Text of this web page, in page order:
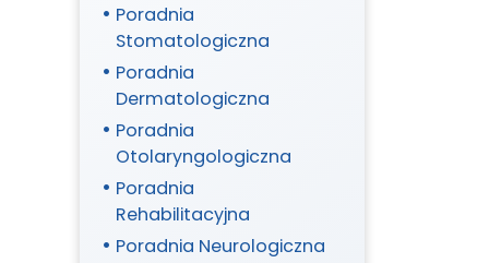
Poradnia
Stomatologiczna
Poradnia
Dermatologiczna
Poradnia
Otolaryngologiczna
Poradnia
Rehabilitacyjna
Poradnia Neurologiczna